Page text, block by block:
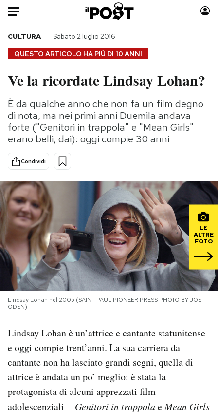
Auto
HOME
Italia
Politica
Tecnologia
Internet
Scienza
Cultura
Economia
Sport
Moda
Consumismi
Storie/Idee
Ok Boomer!
Altrecose
Mondiali calcio 2026
PODCAST
NEWSLETTER
I MIEI PREFERITI
SHOP
CALENDARIO
AREA PERSONALE
QUESTO ARTICOLO HA PIÙ DI 10 ANNI
CULTURA Sabato 2 luglio 2016
Ve la ricordate Lindsay Lohan?
È da qualche anno che non fa un film degno
di nota, ma nei primi anni Duemila andava
forte ("Genitori in trappola" e "Mean Girls"
erano belli, dai): oggi compie 30 anni
Condividi
LE
ALTRE
FOTO
Lindsay Lohan nel 2005 (SAINT PAUL PIONEER PRESS PHOTO BY JOE
ODEN)
Lindsay Lohan è un’attrice e cantante statunitense
e oggi compie trent’anni. La sua carriera da
cantante non ha lasciato grandi segni, quella di
attrice è andata un po’ meglio: è stata la
protagonista di alcuni apprezzati film
adolescenziali – Genitori in trappolaeMean Girls